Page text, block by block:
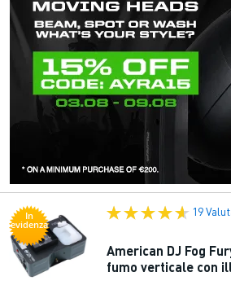
In
evidenza
19
American DJ Fog
fumo verticale con